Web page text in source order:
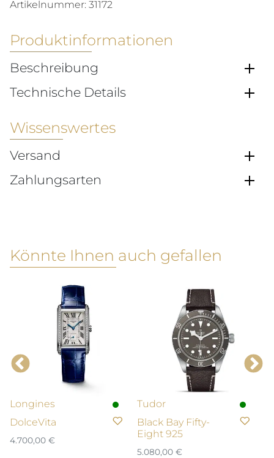
Artikelnummer: 31172
Produktinformationen
Beschreibung
Technische Details
Wissenswertes
Versand
Zahlungsarten
Könnte Ihnen auch gefallen
Longines
DolceVita
4.700,00 €
Tudor
Black Bay Fifty-
Eight 925
5.080,00 €